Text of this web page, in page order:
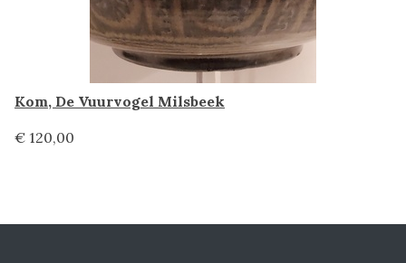
Kom, De Vuurvogel Milsbeek
€ 120,00